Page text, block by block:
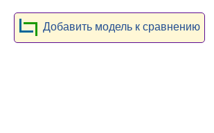
Добавить модель к сравнению